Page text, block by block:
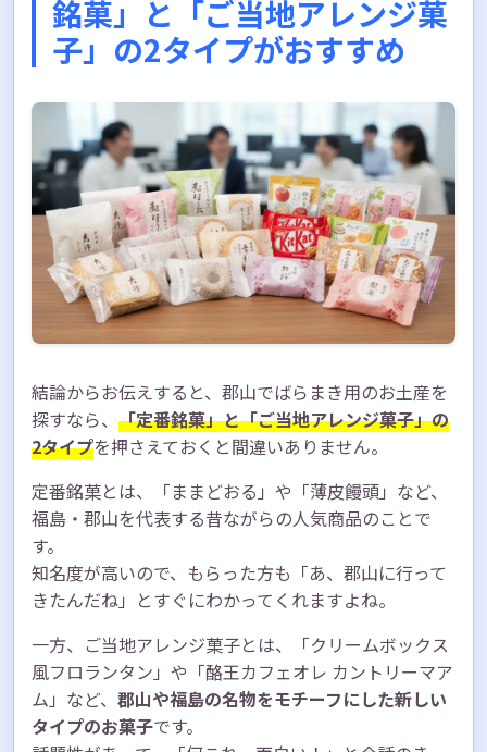
①個包装になっているか
②日持ちはどれくらいか
③何個入りでいくらか
④ご当地感があるか
⑤万人受けする味か
まとめ：郡山のばらまき土産は「定番」と
「話題性」で使い分けよう
お土産選びを楽しんで、素敵な思い出にしてく
ださいね
銘菓」と「ご当地アレンジ菓
子」の2タイプがおすすめ
結論からお伝えすると、郡山でばらまき用のお土産を
探すなら、 「定番銘菓」と「ご当地アレンジ菓子」の
2タイプを押さえておくと間違いありません。
定番銘菓とは、「ままどおる」や「薄皮饅頭」など、
福島・郡山を代表する昔ながらの人気商品のことで
す。
知名度が高いので、もらった方も「あ、郡山に行って
きたんだね」とすぐにわかってくれますよね。
一方、ご当地アレンジ菓子とは、「クリームボックス
風フロランタン」や「酪王カフェオレ カントリーマア
ム」など、 郡山や福島の名物をモチーフにした新しい
タイプのお菓子です。